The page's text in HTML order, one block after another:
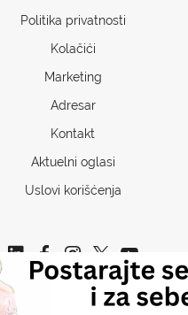
Politika privatnosti
Kolačići
Marketing
Adresar
Kontakt
Aktuelni oglasi
Uslovi korišćenja